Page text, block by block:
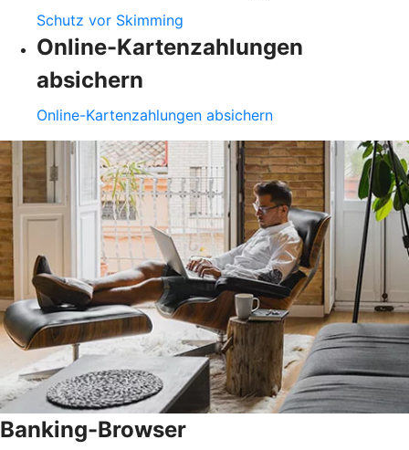
Schutz vor Skimming
Online-Kartenzahlungen
absichern
Online-Kartenzahlungen absichern
Banking-Browser